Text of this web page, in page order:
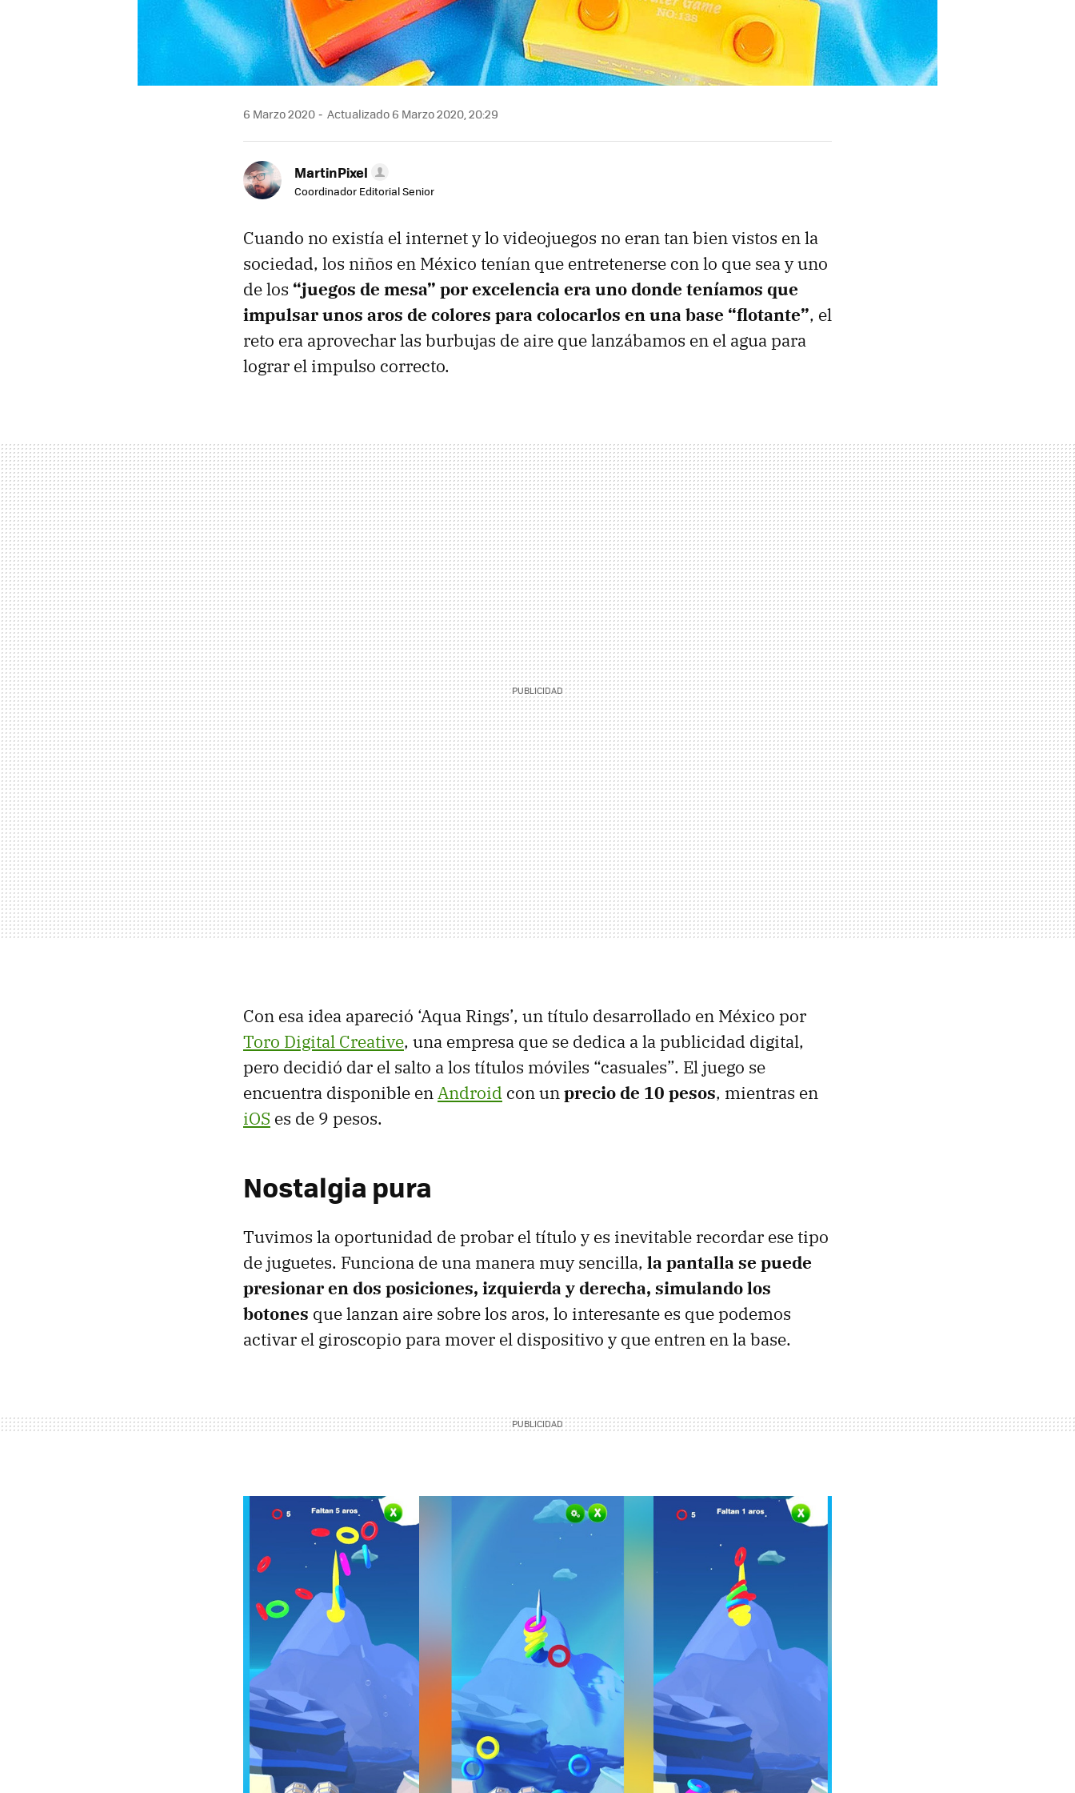
6 Marzo 2020 Actualizado 6 Marzo 2020, 20:29
MartinPixel
Coordinador Editorial Senior
Cuando no existía el internet y lo videojuegos no eran tan bien vistos en la
sociedad, los niños en México tenían que entretenerse con lo que sea y uno
de los “juegos de mesa” por excelencia era uno donde teníamos que
impulsar unos aros de colores para colocarlos en una base “flotante”, el
reto era aprovechar las burbujas de aire que lanzábamos en el agua para
lograr el impulso correcto.
Con esa idea apareció ‘Aqua Rings’, un título desarrollado en México por
Toro Digital Creative, una empresa que se dedica a la publicidad digital,
pero decidió dar el salto a los títulos móviles “casuales”. El juego se
encuentra disponible enAndroid con unprecio de 10 pesos, mientras en
iOS es de 9 pesos.
Nostalgia pura
Tuvimos la oportunidad de probar el título y es inevitable recordar ese tipo
de juguetes. Funciona de una manera muy sencilla, la pantalla se puede
presionar en dos posiciones, izquierda y derecha, simulando los
botones que lanzan aire sobre los aros, lo interesante es que podemos
activar el giroscopio para mover el dispositivo y que entren en la base.